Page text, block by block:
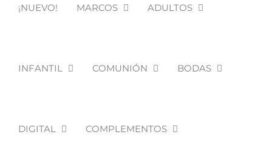
¡NUEVO! MARCOS ADULTOS
INFANTIL COMUNIÓN BODAS
DIGITAL COMPLEMENTOS